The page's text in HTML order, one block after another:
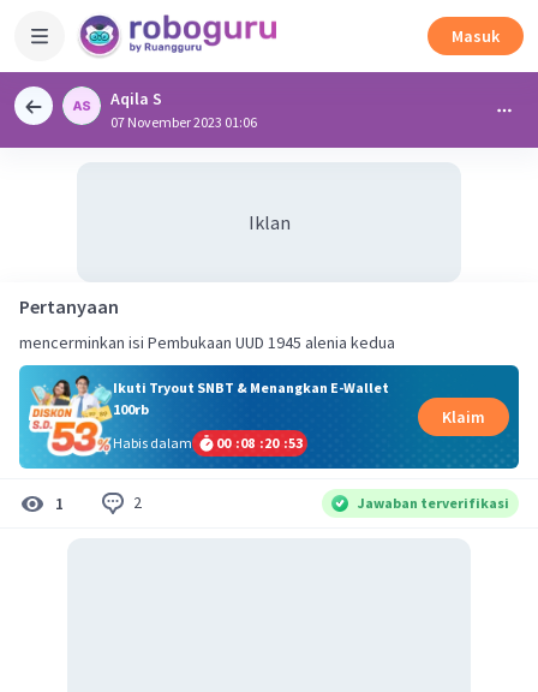
Masuk
Aqila S
07 November 2023 01:06
Iklan
Pertanyaan
Ikuti Tryout SNBT & Menangkan E-Wallet
100rb
Habis dalam
00 :08 :20 :53
Klaim
1 2 Jawaban terverifikasi